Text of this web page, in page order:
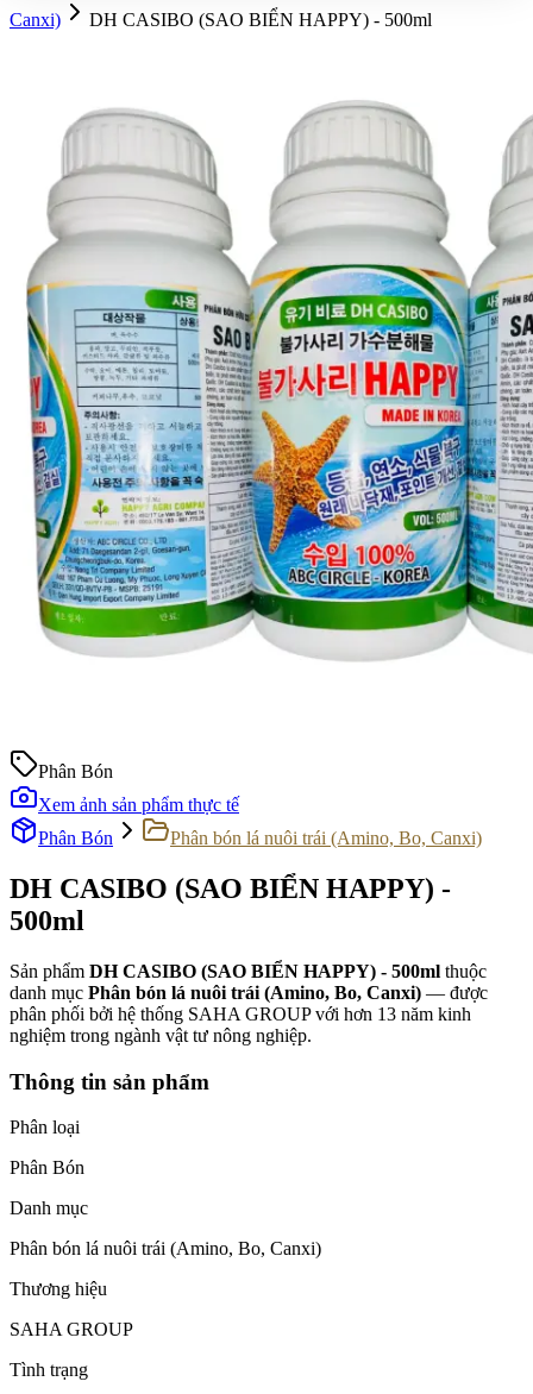
Canxi)
DH CASIBO (SAO BIỂN HAPPY) - 500ml
Phân Bón
Xem ảnh sản phẩm thực tế
Phân Bón
Phân bón lá nuôi trái (Amino, Bo, Canxi)
DH CASIBO (SAO BIỂN HAPPY) -
500ml
Sản phẩm DH CASIBO (SAO BIỂN HAPPY) - 500ml thuộc
danh mục Phân bón lá nuôi trái (Amino, Bo, Canxi) — được
phân phối bởi hệ thống SAHA GROUP với hơn 13 năm kinh
nghiệm trong ngành vật tư nông nghiệp.
Thông tin sản phẩm
Phân loại
Phân Bón
Danh mục
Phân bón lá nuôi trái (Amino, Bo, Canxi)
Thương hiệu
SAHA GROUP
Tình trạng